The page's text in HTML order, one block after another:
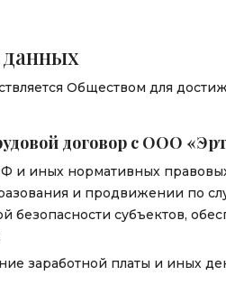
Обществом для
договор с ООО
и иных нормативных
и продвижении по
безопасности субъектов,
заработной платы и иных